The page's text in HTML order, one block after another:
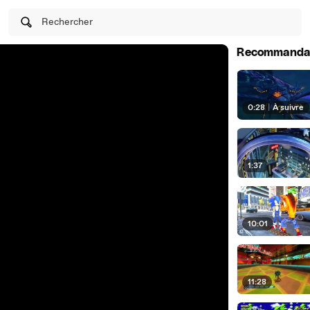
Rechercher
0:28 | À suivre
1:37
10:01
11:28